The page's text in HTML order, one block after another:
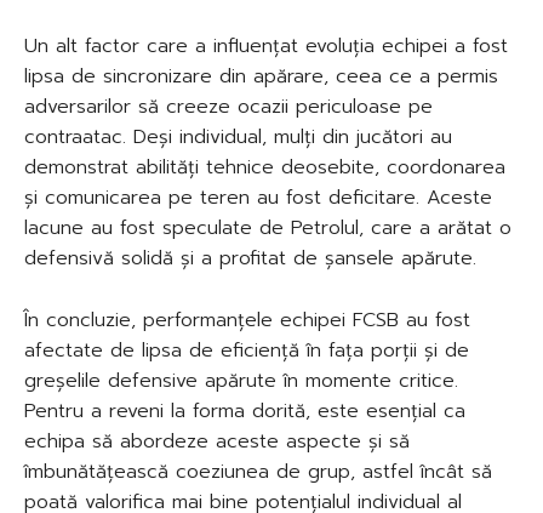
Un alt factor care a influențat evoluția echipei a fost
lipsa de sincronizare din apărare, ceea ce a permis
adversarilor să creeze ocazii periculoase pe
contraatac. Deși individual, mulți din jucători au
demonstrat abilități tehnice deosebite, coordonarea
și comunicarea pe teren au fost deficitare. Aceste
lacune au fost speculate de Petrolul, care a arătat o
defensivă solidă și a profitat de șansele apărute.
În concluzie, performanțele echipei FCSB au fost
afectate de lipsa de eficiență în fața porții și de
greșelile defensive apărute în momente critice.
Pentru a reveni la forma dorită, este esențial ca
echipa să abordeze aceste aspecte și să
îmbunătățească coeziunea de grup, astfel încât să
poată valorifica mai bine potențialul individual al